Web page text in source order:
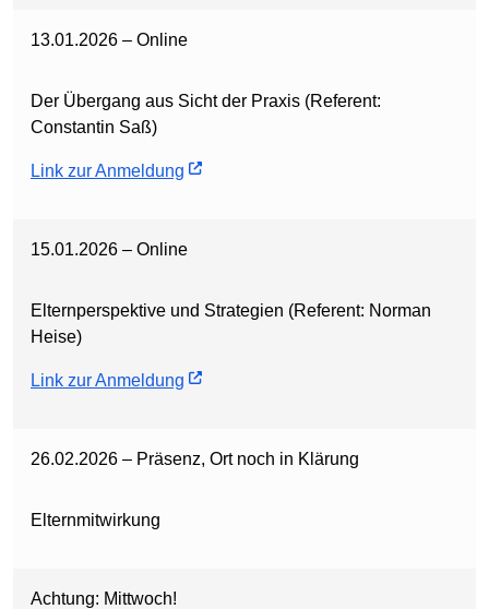
13.01.2026 – Online
Der Übergang aus Sicht der Praxis (Referent:
Constantin Saß)
Link zur Anmeldung
15.01.2026 – Online
Elternperspektive und Strategien (Referent: Norman
Heise)
Link zur Anmeldung
26.02.2026 – Präsenz, Ort noch in Klärung
Elternmitwirkung
Achtung: Mittwoch!